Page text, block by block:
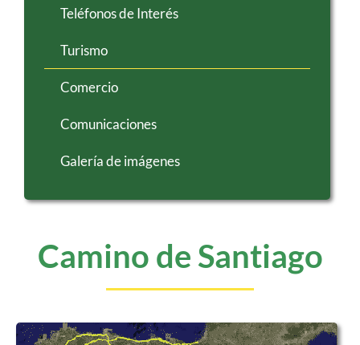
Camino de Santiago
Teléfonos de Interés
Turismo
Comercio
Comunicaciones
Galería de imágenes